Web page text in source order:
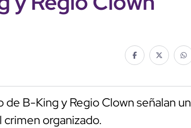
B-King y Regio Clown señalan un
organizado.